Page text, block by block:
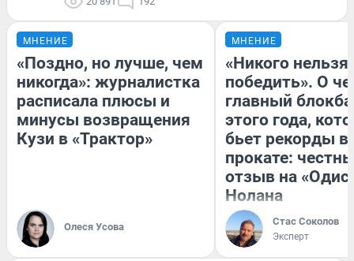
МНЕНИЕ
«Поздно, но лучше, чем
никогда»: журналистка
расписала плюсы и
минусы возвращения
Кузи в «Трактор»
Олеся Усова
МНЕНИЕ
«Никого нельзя
победить». О
главный
этого года,
бьет рекорды в
прокате:
отзыв на
Нолана
Стас Соколов
Эксперт